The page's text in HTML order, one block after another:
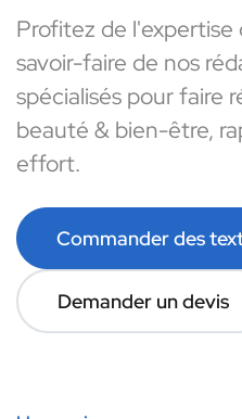
Profitez de
savoir-faire de nos
spécialisés pour faire
beauté & bien-être,
effort.
Commander des
Demander un devis